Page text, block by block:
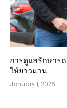
การดูแลรักษาร
ให้ยาวนาน
January 1, 2026